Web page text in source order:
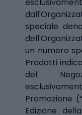
speciale
un numero
Prodotti
del
Promozione
Edizione